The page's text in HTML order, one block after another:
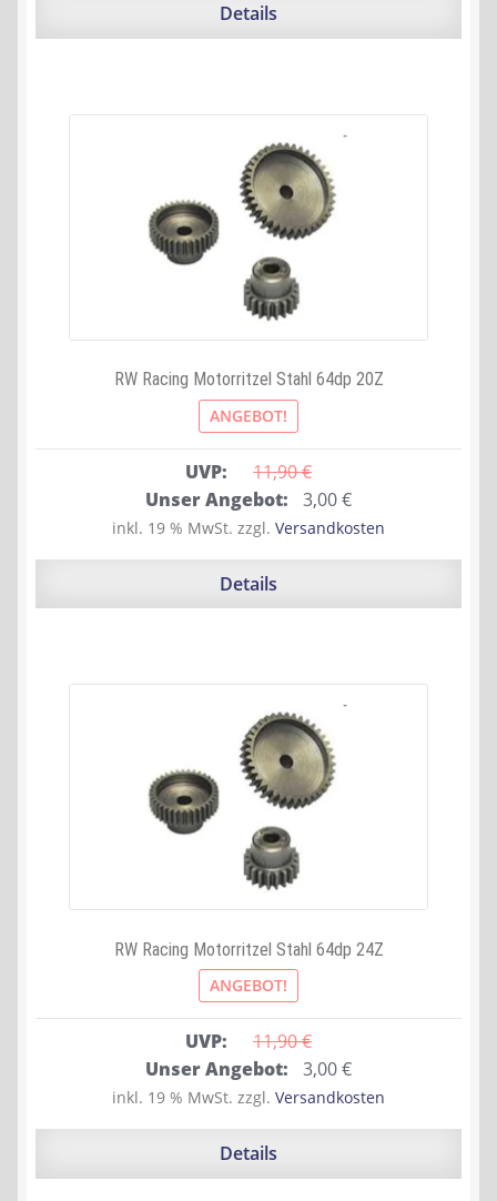
Details
RW Racing Motorritzel Stahl 64dp 20Z
ANGEBOT!
UVP: 11,90 €
Ursprünglicher
Preis
war:
Unser Angebot: 3,00€Aktueller
Preis
ist:
inkl. 19 % MwSt. zzgl. Versandkosten
Details
RW Racing Motorritzel Stahl 64dp 24Z
ANGEBOT!
UVP: 11,90 €
Ursprünglicher
Preis
war:
Unser Angebot: 3,00€Aktueller
Preis
ist:
inkl. 19 % MwSt. zzgl. Versandkosten
Details